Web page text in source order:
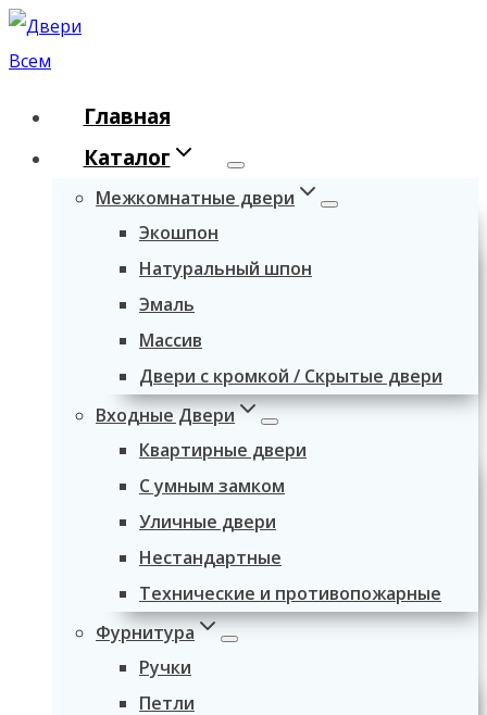
Перейти
к
Главная
Каталог
Межкомнатные двери
Экошпон
Натуральный шпон
Эмаль
Массив
Двери с кромкой / Скрытые двери
Входные Двери
Квартирные двери
С умным замком
Уличные двери
Нестандартные
Технические и противопожарные
Фурнитура
Ручки
Петли